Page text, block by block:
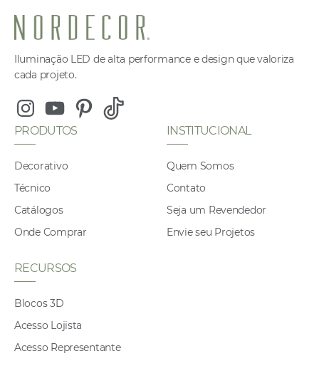
Iluminação LED de alta performance e design que valoriza
cada projeto.
InstagramYoutubePinterest
Tiktok
PRODUTOS
Decorativo
Técnico
Catálogos
Onde Comprar
INSTITUCIONAL
Quem Somos
Contato
Seja um Revendedor
Envie seu Projetos
RECURSOS
Blocos 3D
Acesso Lojista
Acesso Representante